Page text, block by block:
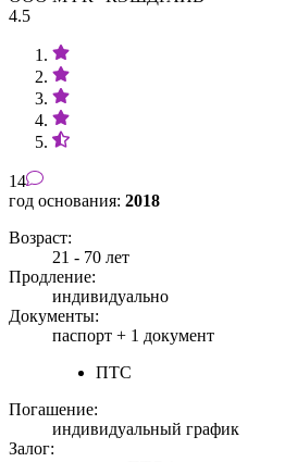
4.5
14
год основания: 2018
Возраст:
21 - 70 лет
Продление:
индивидуально
Документы:
паспорт + 1 документ
ПТС
Погашение:
индивидуальный график
Залог: